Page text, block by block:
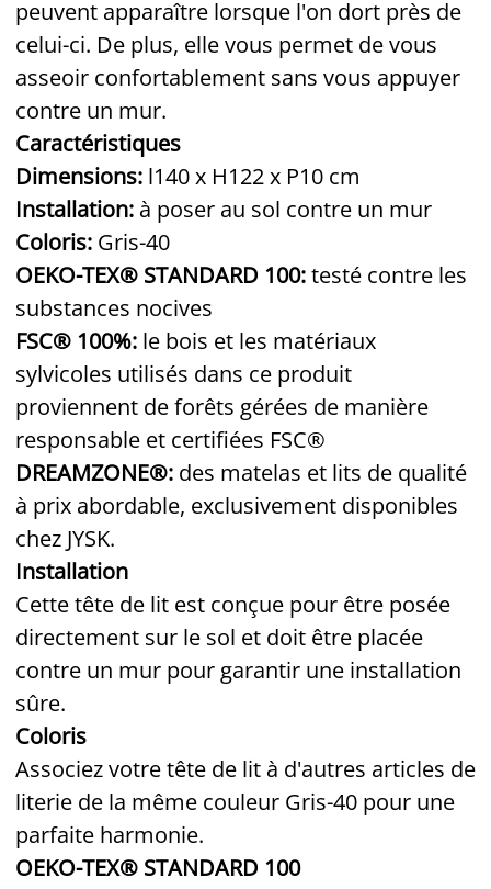
peuvent apparaître lorsque l'on dort près de
celui-ci. De plus, elle vous permet de vous
asseoir confortablement sans vous appuyer
contre un mur.
Caractéristiques
Dimensions: l140 x H122 x P10 cm
Installation: à poser au sol contre un mur
Coloris: Gris-40
OEKO-TEX® STANDARD 100:testé contre les
substances nocives
FSC® 100%: le bois et les matériaux
sylvicoles utilisés dans ce produit
proviennent de forêts gérées de manière
responsable et certifiées FSC®
DREAMZONE®: des matelas et lits de qualité
à prix abordable, exclusivement disponibles
chez JYSK.
Installation
Cette tête de lit est conçue pour être posée
directement sur le sol et doit être placée
contre un mur pour garantir une installation
sûre.
Coloris
Associez votre tête de lit à d'autres articles de
literie de la même couleur Gris-40 pour une
parfaite harmonie.
OEKO-TEX® STANDARD 100